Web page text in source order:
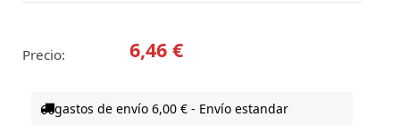
Precio: 6,46 €
gastos de envío 6,00 € - Envío estandar